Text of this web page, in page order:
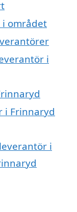
området
i
i Frinnaryd
i